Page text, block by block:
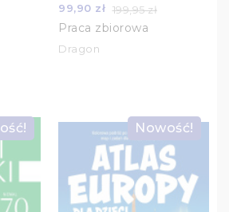
99,90 zł 199,95 zł
Praca zbiorowa
Dragon
Nowość!